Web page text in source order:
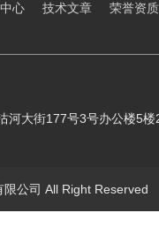
心 技术文章 荣誉资质
河大街177号3号办公楼5楼
限公司 All Right